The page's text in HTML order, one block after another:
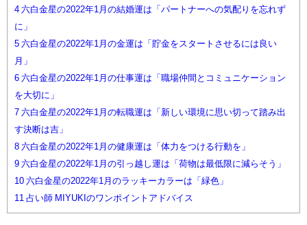
4 六白金星の2022年1月の結婚運は「パートナーへの気配りを忘れず
に」
5 六白金星の2022年1月の金運は「貯金をスタートさせるには良い
月」
6 六白金星の2022年1月の仕事運は「職場仲間とコミュニケーション
を大切に」
7 六白金星の2022年1月の転職運は「新しい環境に思い切って踏み出
す決断は吉」
8 六白金星の2022年1月の健康運は「体力をつける行動を」
9 六白金星の2022年1月の引っ越し運は「荷物は最低限に減らそう」
10 六白金星の2022年1月のラッキーカラーは「緑色」
11 占い師 MIYUKIのワンポイントアドバイス